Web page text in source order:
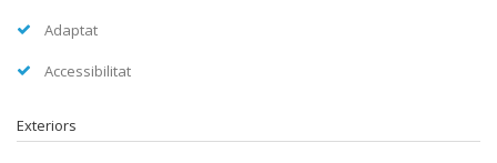
Adaptat
Accessibilitat
Exteriors